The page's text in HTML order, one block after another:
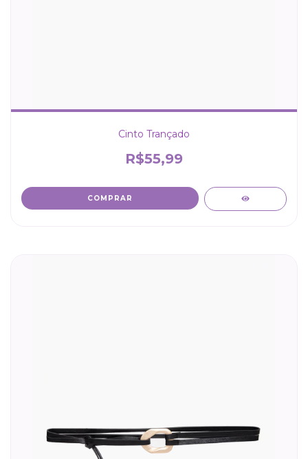
Cinto Trançado
R$55,99
COMPRAR